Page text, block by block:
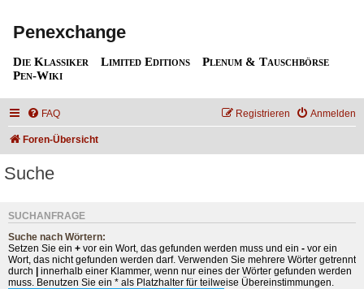
Penexchange
Die Klassiker Limited Editions
Plenum & Tauschbörse
Pen-Wiki
FAQ Anmelden
Registrieren
Foren-Übersicht
Suche
SUCHANFRAGE
Suche nach Wörtern:
Setzen Sie ein + vor ein Wort, das gefunden werden muss und ein - vor ein
Wort, das nicht gefunden werden darf. Verwenden Sie mehrere Wörter getrennt
durch | innerhalb einer Klammer, wenn nur eines der Wörter gefunden werden
muss. Benutzen Sie ein * als Platzhalter für teilweise Übereinstimmungen.